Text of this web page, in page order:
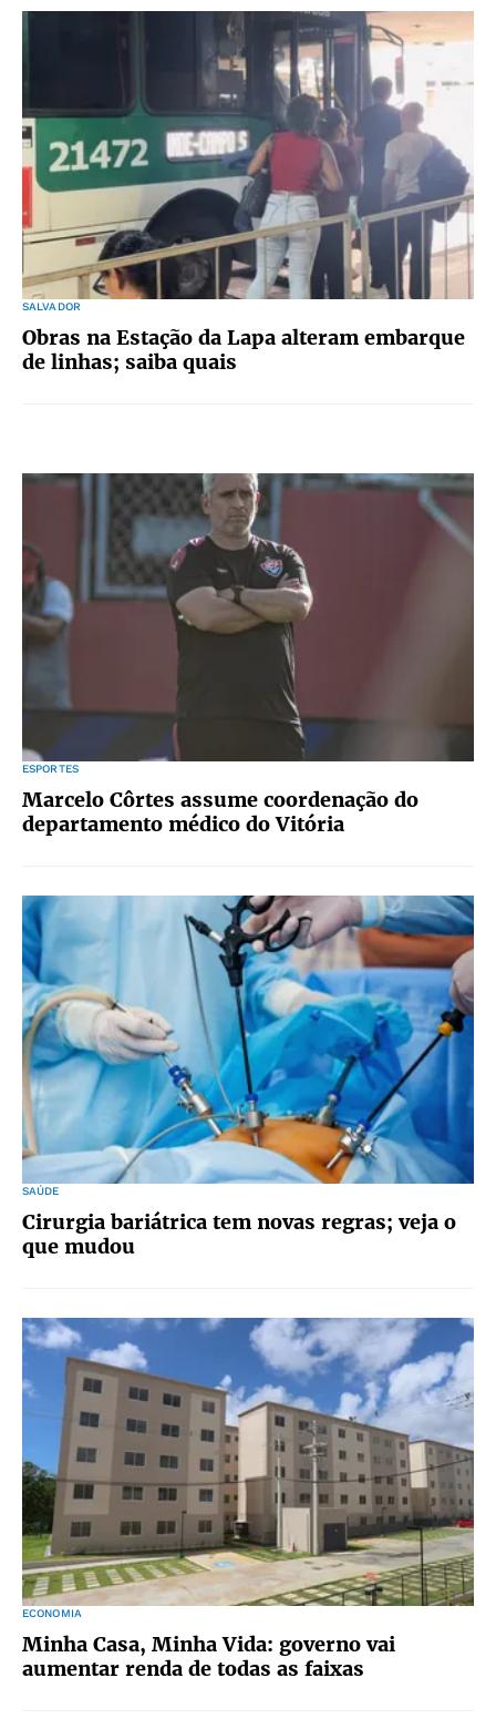
SALVADOR
Obras na Estação da Lapa alteram embarque
de linhas; saiba quais
ESPORTES
Marcelo Côrtes assume coordenação do
departamento médico do Vitória
SAÚDE
Cirurgia bariátrica tem novas regras; veja o
que mudou
ECONOMIA
Minha Casa, Minha Vida: governo vai
aumentar renda de todas as faixas